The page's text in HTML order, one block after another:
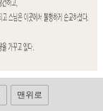
맨위로